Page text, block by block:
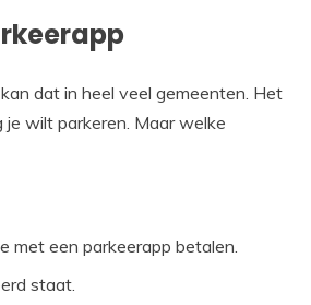
dat in heel veel gemeenten. Het
wilt parkeren. Maar welke
met een parkeerapp betalen.
staat.